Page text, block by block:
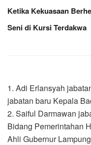
Ketika Kekuasaan
Seni di Kursi Terdakwa
1. Adi Erlansyah
jabatan baru Kepala
2. Saiful Darmawan
Bidang Pemerintahan
Ahli Gubernur